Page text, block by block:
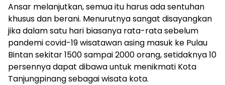
Ansar melanjutkan, semua itu harus ada sentuhan
khusus dan berani. Menurutnya sangat disayangkan
jika dalam satu hari biasanya rata-rata sebelum
pandemi covid-19 wisatawan asing masuk ke Pulau
Bintan sekitar 1500 sampai 2000 orang, setidaknya 10
persennya dapat dibawa untuk menikmati Kota
Tanjungpinang sebagai wisata kota.